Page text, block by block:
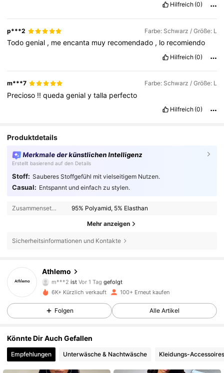
Hilfreich (0)
p***2 Farbe: Schwarz / Größe: L
Todogenial , meencanta muy recomendado , lo recomiendo
Hilfreich (0)
m***7 Farbe: Schwarz / Größe: L
Precioso !!quedagenialytalla perfecto
Hilfreich (0)
Produktdetails
Merkmale der künstlichen Intelligenz
Erstellt basierend auf den Details
Stoff: Sauberes Stoffgefühl mit vielseitigem Nutzen.
Casual: Entspannt und einfach zu stylen.
Zusammensetzung: 95% Polyamid, 5% Elasthan
Mehr anzeigen
Sicherheitsinformationen und Kontakte
Athlemo
4,64
299 Follower
m***2 ist Vor 1 Tag gefolgt
4,64
299 Follower
4,64
4,64 299 Follower
4,64 299 Follower
6K+ Kürzlich verkauft 100+ Erneut kaufen
Folgen Alle Artikel
Könnte Dir Auch Gefallen
Empfehlungen Unterwäsche & Nachtwäsche Kleidungs-Accessoires